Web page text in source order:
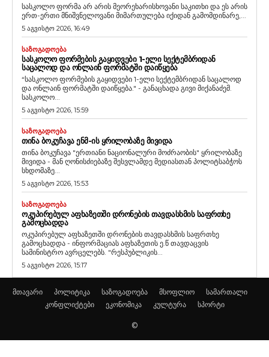
სასკოლო ფორმა არ არის მეორეხარისხოვანი საკითხი და ეს არის
ერთ-ერთი მნიშვნელოვანი მიმართულება იქიდან გამომდინარე,...
5 აგვისტო 2026, 16:49
ᲡᲐᲖᲝᲒᲐᲓᲝᲔᲑᲐ
ᲡᲐᲡᲙᲝᲚᲝ ᲤᲝᲠᲛᲔᲑᲘᲡ ᲒᲐᲧᲘᲓᲕᲔᲑᲘ 1-ᲔᲚᲘ ᲡᲔᲥᲢᲔᲛᲑᲠᲘᲓᲐᲜ
ᲡᲐᲪᲐᲚᲝᲓ ᲓᲐ ᲝᲜᲚᲐᲘᲜ ᲤᲝᲠᲛᲐᲢᲨᲘ ᲓᲐᲘᲬᲧᲔᲑᲐ
“სასკოლო ფორმების გაყიდვები 1-ელი სექტემბრიდან საცალოდ
და ონლაინ ფორმატში დაიწყება." - განაცხადა გივი მიქანაძემ.
სასკოლო...
5 აგვისტო 2026, 15:59
ᲡᲐᲖᲝᲒᲐᲓᲝᲔᲑᲐ
ᲗᲘᲜᲐ ᲑᲝᲙᲣᲩᲐᲕᲐ ᲔᲜᲛ-ᲘᲡ ᲧᲠᲘᲚᲝᲑᲐᲖᲔ ᲛᲘᲕᲘᲓᲐ
თინა ბოკუჩავა "ერთიანი ნაციონალური მოძრაობის" ყრილობაზე
მივიდა - მან ღონისძიებაზე შესვლამდე მედიასთან პოლიტსაბჭოს
სხდომაზე...
5 აგვისტო 2026, 15:53
ᲡᲐᲖᲝᲒᲐᲓᲝᲔᲑᲐ
ᲝᲙᲣᲞᲘᲠᲔᲑᲣᲚ ᲐᲤᲮᲐᲖᲔᲗᲨᲘ ᲓᲠᲝᲜᲔᲑᲘᲡ ᲗᲐᲕᲓᲐᲡᲮᲛᲘᲡ ᲡᲐᲤᲠᲗᲮᲔ
ᲒᲐᲛᲝᲪᲮᲐᲓᲓᲐ
ოკუპირებულ აფხაზეთში დრონების თავდასხმის საფრთხე
გამოცხადდა - ინფორმაციას აფხაზეთის ე.წ თავდაცვის
სამინისტრო ავრცელებს. "რესპუბლიკის...
5 აგვისტო 2026, 15:17
მთავარი პოლიტიკა საზოგადოება მსოფლიო
სამართალი
კონფლიქტები
ეკონომიკა კულტურა სპორტი
©